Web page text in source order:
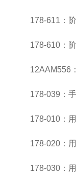
178-611：
178-610：
12AAM556
178-039：
178-010：
178-020：
178-030：